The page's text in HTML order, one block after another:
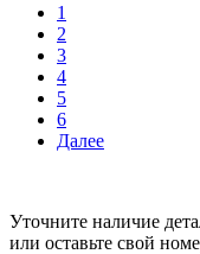
1
2
3
4
5
6
Далее
Уточните наличие
или оставьте свой